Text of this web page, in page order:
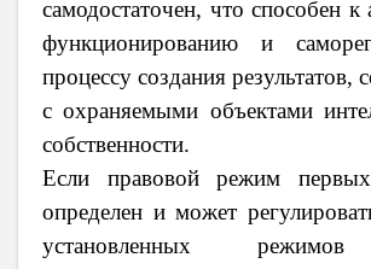
самодостаточен, что способен
функционированию и
процессу создания результатов,
с охраняемыми объектами
собственности.
Если правовой режим первых
определен и может
установленных